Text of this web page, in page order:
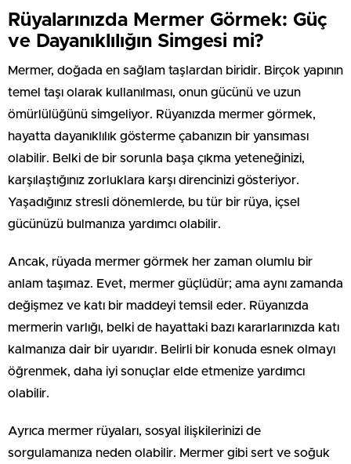
Rüyalarınızda Mermer Görmek: Güç
ve Dayanıklılığın Simgesi mi?
Mermer, doğada en sağlam taşlardan biridir. Birçok yapının
temel taşı olarak kullanılması, onun gücünü ve uzun
ömürlülüğünü simgeliyor. Rüyanızda mermer görmek,
hayatta dayanıklılık gösterme çabanızın bir yansıması
olabilir. Belki de bir sorunla başa çıkma yeteneğinizi,
karşılaştığınız zorluklara karşı direncinizi gösteriyor.
Yaşadığınız stresli dönemlerde, bu tür bir rüya, içsel
gücünüzü bulmanıza yardımcı olabilir.
Ancak, rüyada mermer görmek her zaman olumlu bir
anlam taşımaz. Evet, mermer güçlüdür; ama aynı zamanda
değişmez ve katı bir maddeyi temsil eder. Rüyanızda
mermerin varlığı, belki de hayattaki bazı kararlarınızda katı
kalmanıza dair bir uyarıdır. Belirli bir konuda esnek olmayı
öğrenmek, daha iyi sonuçlar elde etmenize yardımcı
olabilir.
Ayrıca mermer rüyaları, sosyal ilişkilerinizi de
sorgulamanıza neden olabilir. Mermer gibi sert ve soğuk